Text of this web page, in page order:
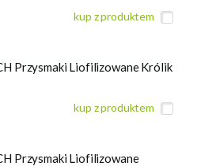
kup z produktem
Przysmaki Liofilizowane Królik
kup z produktem
Przysmaki Liofilizowane